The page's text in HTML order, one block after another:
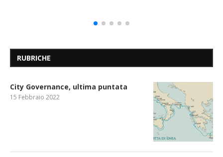
RUBRICHE
City Governance, ultima puntata
15 Febbraio 2022